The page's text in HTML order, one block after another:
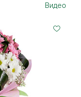
Видео